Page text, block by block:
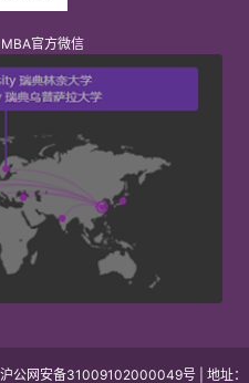
官方微信
公网安备31009102000049号 | 地址：